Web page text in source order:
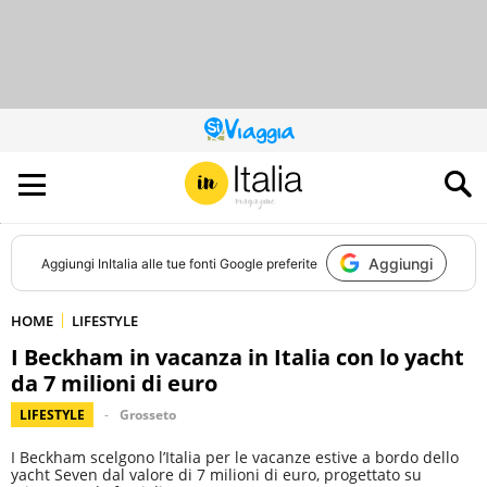
QUESTO
SITO
CONTRIBUISCE
ALL’AUDIENCE
DI
Aggiungi InItalia alle tue fonti Google preferite Aggiungi
HOME LIFESTYLE
I Beckham in vacanza in Italia con lo yacht
da 7 milioni di euro
LIFESTYLE Grosseto
I Beckham scelgono l’Italia per le vacanze estive a bordo dello
yacht Seven dal valore di 7 milioni di euro, progettato su